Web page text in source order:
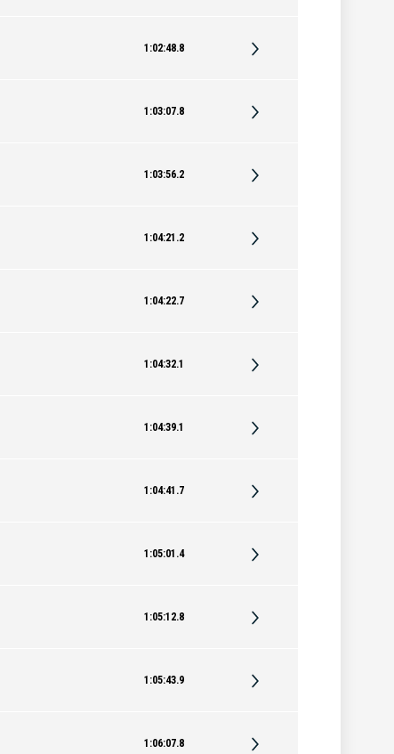
1:02:48.8
1:03:07.8
1:03:56.2
1:04:21.2
1:04:22.7
1:04:32.1
1:04:39.1
1:04:41.7
1:05:01.4
1:05:12.8
1:05:43.9
1:06:07.8